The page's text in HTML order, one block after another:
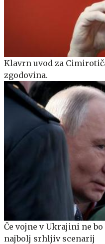
Klavrn uvod za
zgodovina.
Če vojne v Ukrajini ne
najbolj srhljiv scenarij